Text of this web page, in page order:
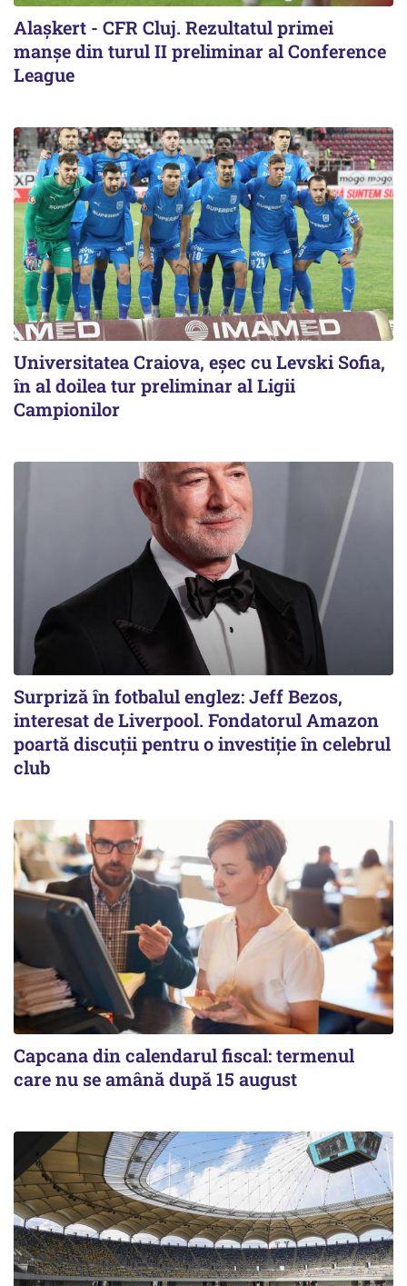
Alaşkert - CFR Cluj. Rezultatul primei
manșe din turul II preliminar al Conference
League
Universitatea Craiova, eșec cu Levski Sofia,
în al doilea tur preliminar al Ligii
Campionilor
Surpriză în fotbalul englez: Jeff Bezos,
interesat de Liverpool. Fondatorul Amazon
poartă discuții pentru o investiție în celebrul
club
Capcana din calendarul fiscal: termenul
care nu se amână după 15 august